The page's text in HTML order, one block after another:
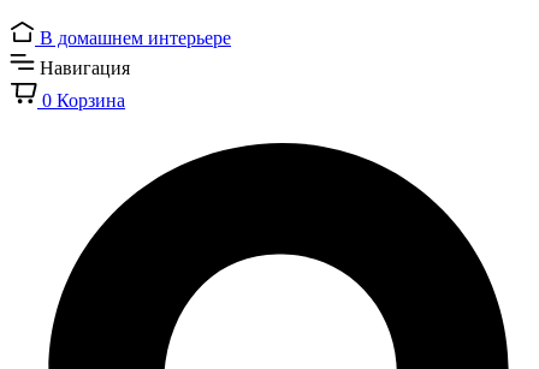
В домашнем интерьере
Навигация
0 Корзина